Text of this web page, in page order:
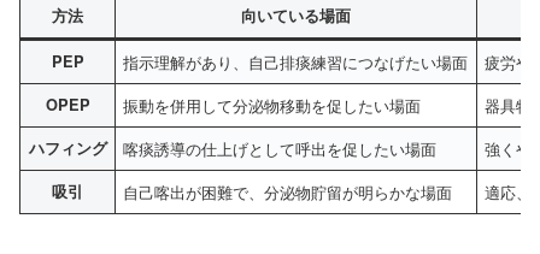
方法 向いている場面
PEP 指示理解があり、自己排痰練習につなげたい場面 疲労や
OPEP 振動を併用して分泌物移動を促したい場面 器具特
ハフィング 喀痰誘導の仕上げとして呼出を促したい場面 強くや
吸引 自己喀出が困難で、分泌物貯留が明らかな場面 適応、